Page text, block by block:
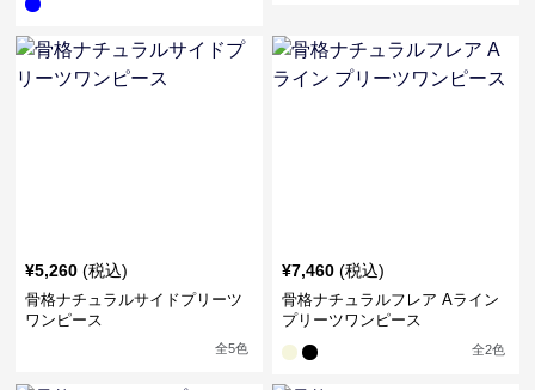
¥5,260 (税込)
骨格ナチュラルサイドプリーツ
ワンピース
全5色
¥7,460 (税込)
骨格ナチュラルフレア Aライン
プリーツワンピース
全2色